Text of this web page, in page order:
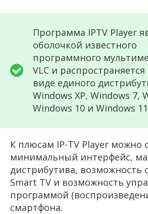
Программа IPTV Player
оболочкой известного
программного
VLC и
виде единого
Windows XP, Windows 7,
Windows 10 и Windows
К плюсам IP-TV Player можно
минимальный интерфейс,
дистрибутива, возможность
Smart TV и возможность
программой
смартфона.